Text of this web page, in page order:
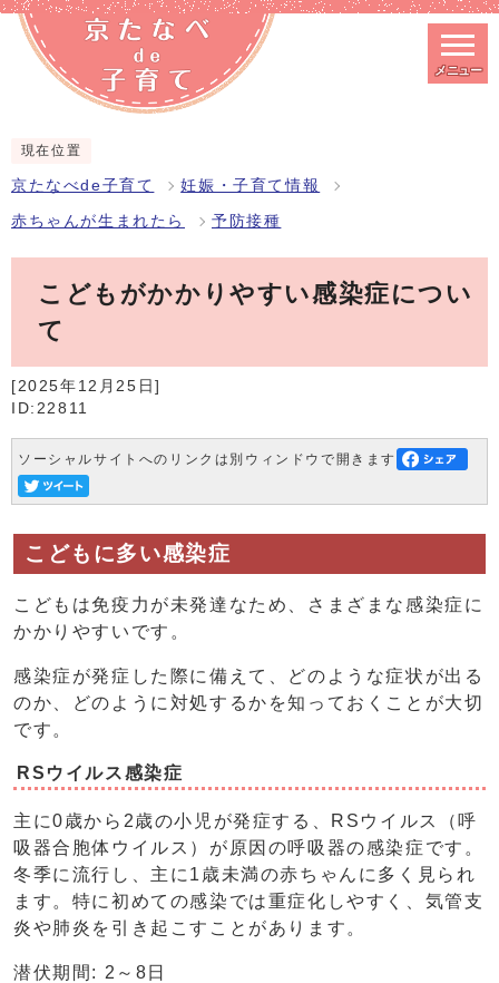
スマートフォン表示用の情報をスキップ
メニュー
現在位置
京たなべde子育て 妊娠・子育て情報
赤ちゃんが生まれたら 予防接種
こどもがかかりやすい感染症につい
て
[2025年12月25日]
ID:22811
ソーシャルサイトへのリンクは別ウィンドウで開きます
こどもに多い感染症
こどもは免疫力が未発達なため、さまざまな感染症に
かかりやすいです。
感染症が発症した際に備えて、どのような症状が出る
のか、どのように対処するかを知っておくことが大切
です。
RSウイルス感染症
主に0歳から2歳の小児が発症する、RSウイルス（呼
吸器合胞体ウイルス）が原因の呼吸器の感染症です。
冬季に流行し、主に1歳未満の赤ちゃんに多く見られ
ます。特に初めての感染では重症化しやすく、気管支
炎や肺炎を引き起こすことがあります。
潜伏期間: 2～8日